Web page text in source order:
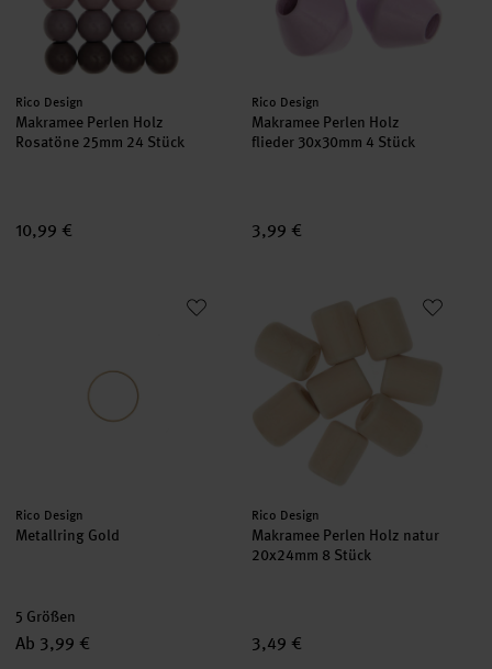
Hersteller:
Rico Design
Makramee Perlen Holz
Rosatöne 25mm 24 Stück
10,99 €
Hersteller:
Rico Design
Makramee Perlen Holz
flieder 30x30mm 4 Stück
3,99 €
Hersteller:
Rico Design
Metallring Gold
5 Größen
Ab 3,99 €
Makramee Perlen Holz natur
Hersteller:
Rico Design
Makramee Perlen Holz natur
20x24mm 8 Stück
3,49 €